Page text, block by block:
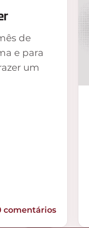
de
e para
um
comentários